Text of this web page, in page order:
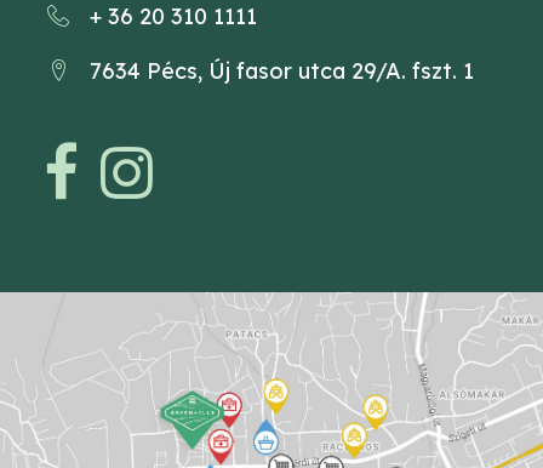
+ 36 20 310 1111
7634 Pécs, Új fasor utca 29/A. fszt. 1